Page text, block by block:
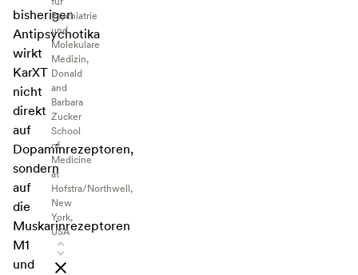
bisherigen
Antipsychotika
wirkt
KarXT
nicht
direkt
auf
Dopaminrezeptoren,
sondern
auf
die
Muskarinrezeptoren
M1
und
Psychiatrie
und
Molekulare
Medizin,
Donald
and
Barbara
Zucker
School
of
Medicine
at
Hofstra/Northwell,
New
York,
USA